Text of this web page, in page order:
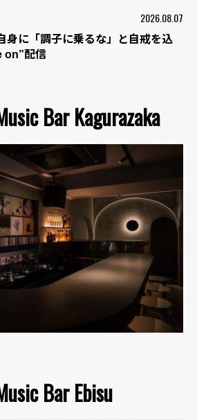
2026.08.07
身に「調子に乗るな」と自戒を込
on”配信
Bar Kagurazaka
Bar Ebisu